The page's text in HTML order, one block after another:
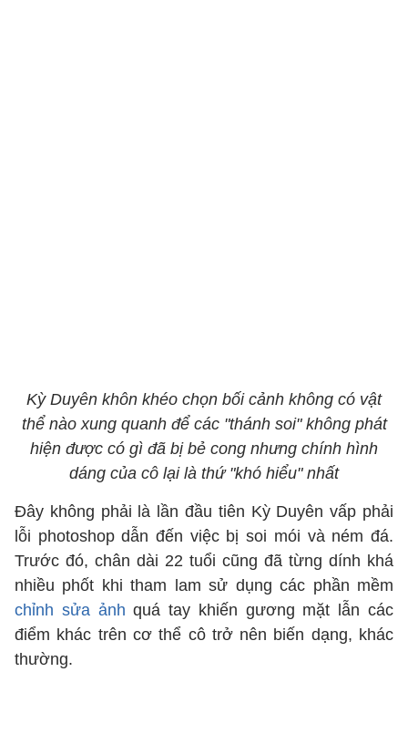
Kỳ Duyên khôn khéo chọn bối cảnh không có vật
thể nào xung quanh để các "thánh soi" không phát
hiện được có gì đã bị bẻ cong nhưng chính hình
dáng của cô lại là thứ "khó hiểu" nhất
Đây không phải là lần đầu tiên Kỳ Duyên vấp phải
lỗi photoshop dẫn đến việc bị soi mói và ném đá.
Trước đó, chân dài 22 tuổi cũng đã từng dính khá
nhiều phốt khi tham lam sử dụng các phần mềm
chỉnh sửa ảnh quá tay khiến gương mặt lẫn các
điểm khác trên cơ thể cô trở nên biến dạng, khác
thường.